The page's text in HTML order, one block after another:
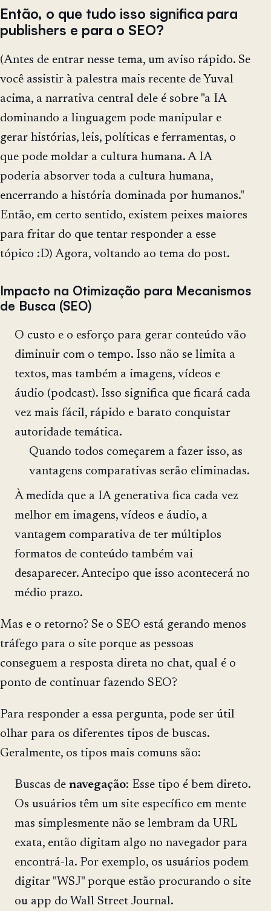
Então, o que tudo isso significa para
publishers e para o SEO?
(Antes de entrar nesse tema, um aviso rápido. Se
você assistir à palestra mais recente de Yuval
acima, a narrativa central dele é sobre "a IA
dominando a linguagem pode manipular e
gerar histórias, leis, políticas e ferramentas, o
que pode moldar a cultura humana. A IA
poderia absorver toda a cultura humana,
encerrando a história dominada por humanos."
Então, em certo sentido, existem peixes maiores
para fritar do que tentar responder a esse
tópico :D) Agora, voltando ao tema do post.
Impacto na Otimização para Mecanismos
de Busca (SEO)
O custo e o esforço para gerar conteúdo vão
diminuir com o tempo. Isso não se limita a
textos, mas também a imagens, vídeos e
áudio (podcast). Isso significa que ficará cada
vez mais fácil, rápido e barato conquistar
autoridade temática.
Quando todos começarem a fazer isso, as
vantagens comparativas serão eliminadas.
À medida que a IA generativa fica cada vez
melhor em imagens, vídeos e áudio, a
vantagem comparativa de ter múltiplos
formatos de conteúdo também vai
desaparecer. Antecipo que isso acontecerá no
médio prazo.
Mas e o retorno? Se o SEO está gerando menos
tráfego para o site porque as pessoas
conseguem a resposta direta no chat, qual é o
ponto de continuar fazendo SEO?
Para responder a essa pergunta, pode ser útil
olhar para os diferentes tipos de buscas.
Geralmente, os tipos mais comuns são:
Buscas de navegação: Esse tipo é bem direto.
Os usuários têm um site específico em mente
mas simplesmente não se lembram da URL
exata, então digitam algo no navegador para
encontrá-la. Por exemplo, os usuários podem
digitar "WSJ" porque estão procurando o site
ou app do Wall Street Journal.